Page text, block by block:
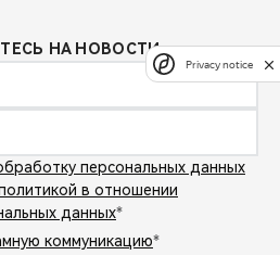
НА НОВОСТИ:
персональных данных
в отношении
данных*
коммуникацию*
Privacy notice